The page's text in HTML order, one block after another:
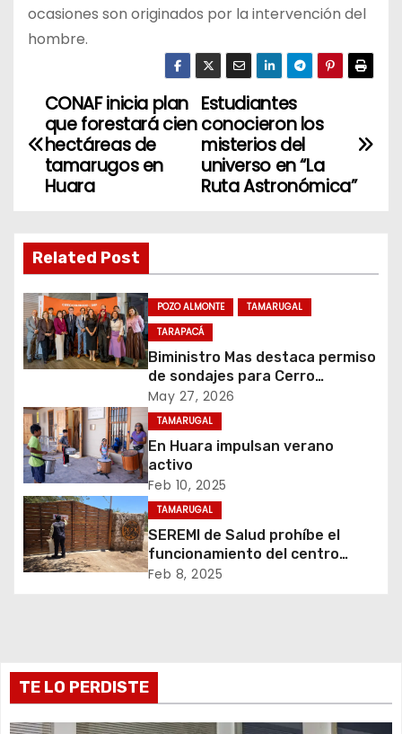
ocasiones son originados por la intervención del
hombre.
N
a
g
a
c
i
ó
n
d
e
e
r
a
Estudiantes
conocieron los
misterios del
universo en “La
Ruta Astronómica”
CONAF inicia plan
que forestará cien
hectáreas de
tamarugos en
Huara
Related Post
POZO ALMONTE
TAMARUGAL
TARAPACÁ
Biministro Mas destaca permiso
de sondajes para Cerro
Colorado
May 27, 2026
TAMARUGAL
En Huara impulsan verano
activo
Feb 10, 2025
TAMARUGAL
SEREMI de Salud prohíbe el
funcionamiento del centro
recreativo Tantakuy
Feb 8, 2025
TE LO PERDISTE